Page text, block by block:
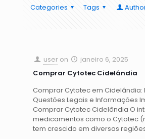
Categories Tags
user on
janeiro 6, 2025
Comprar Cytotec Cidelândia
Comprar Cytotec em Cidelândia:
Questões Legais e Informações
Comprar Cytotec Cidelândia O
medicamentos como o Cytotec
tem crescido em diversas